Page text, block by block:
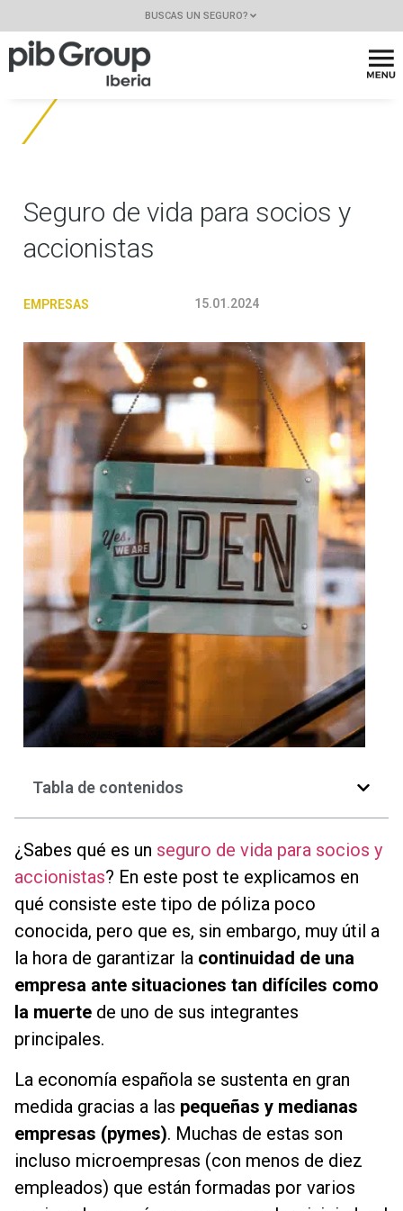
BUSCAS UN SEGURO?
Seguro de vida para socios y
accionistas
EMPRESAS 15.01.2024
Tabla de contenidos
¿Sabes qué es un seguro de vida para socios y
accionistas? En este post te explicamos en
qué consiste este tipo de póliza poco
conocida, pero que es, sin embargo, muy útil a
la hora de garantizar la continuidad de una
empresa ante situaciones tan difíciles como
la muerte de uno de sus integrantes
principales.
La economía española se sustenta en gran
medida gracias a las pequeñas y medianas
empresas (pymes). Muchas de estas son
incluso microempresas (con menos de diez
empleados) que están formadas por varios